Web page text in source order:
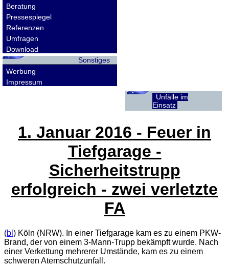
Beratung
Pressespiegel
Referenzen
Umfragen
Download
Sonstiges
Werbung
Impressum
Unfälle im
Einsatz
1. Januar 2016 - Feuer in
Tiefgarage -
Sicherheitstrupp
erfolgreich - zwei verletzte
FA
(bl ) Köln (NRW). In einer Tiefgarage kam es zu einem PKW-
Brand, der von einem 3-Mann-Trupp bekämpft wurde. Nach
einer Verkettung mehrerer Umstände, kam es zu einem
schweren Atemschutzunfall.